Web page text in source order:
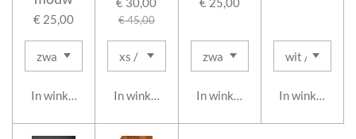
€ 25,00
In winkelwagen
€ 45,00
In winkelwagen In winkelwagen In